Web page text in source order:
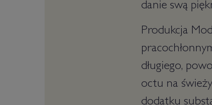
danie swą
Produkcja
długiego,
octu na
dodatku